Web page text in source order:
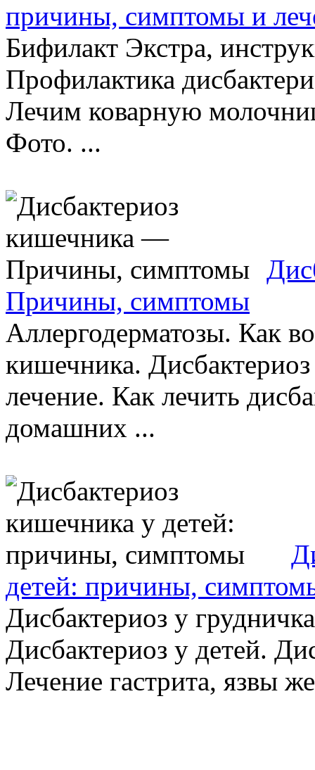
причины, симптомы и
Бифилакт Экстра,
Профилактика
Лечим коварную
Фото. ...
Причины, симптомы
Аллергодерматозы. Как
кишечника.
лечение. Как лечить
домашних ...
детей: причины,
Дисбактериоз у
Дисбактериоз у детей.
Лечение гастрита, язвы